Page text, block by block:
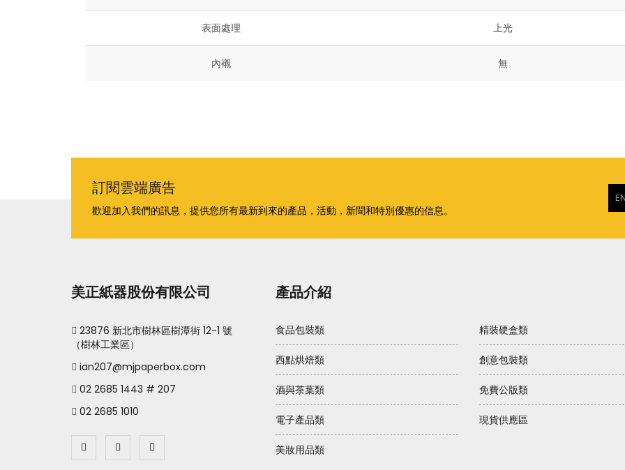
表面處理 上光
內襯 無
訂閱雲端廣告
歡迎加入我們的訊息，提供您所有最新到來的產品，活動，新聞和特別優惠的信息。
美正紙器股份有限公司
23876 新北市樹林區樹潭街 12-1 號
（樹林工業區）
ian207@mjpaperbox.com
02 2685 1443 # 207
02 2685 1010
產品介紹
食品包裝類
西點烘焙類
酒與茶葉類
電子產品類
美妝用品類
精裝硬盒類
創意包裝類
免費公版類
現貨供應區